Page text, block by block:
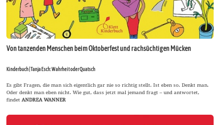
Von tanzenden Menschen beim Oktoberfest und rachsüchtigen Mücken
Kinderbuch | Tanja Esch: Wahrheit oder Quatsch
Es gibt Fragen, die man sich eigentlich gar nie so richtig stellt. Ist eben so. Denkt man.
Oder denkt man eben nicht. Wie gut, dass jetzt mal jemand fragt – und antwortet,
findetANDREA WANNER